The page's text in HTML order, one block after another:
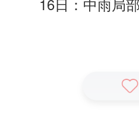
16日：中雨局